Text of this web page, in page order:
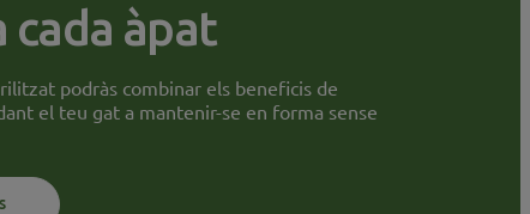
cada àpat
podràs combinar els beneficis de
el teu gat a mantenir-se en forma sense